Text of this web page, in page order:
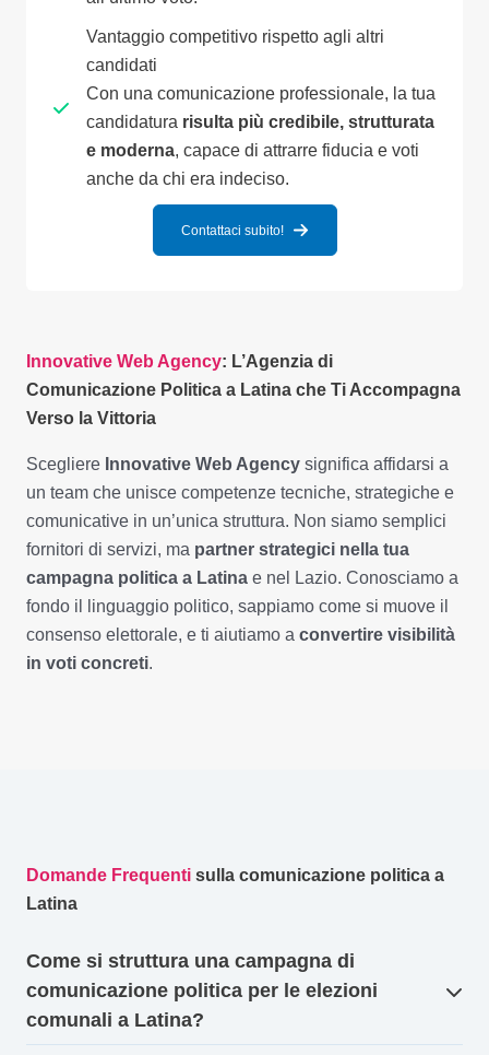
Vantaggio competitivo rispetto agli altri
candidati
Con una comunicazione professionale, la tua
candidatura risulta più credibile, strutturata
e moderna, capace di attrarre fiducia e voti
anche da chi era indeciso.
Contattaci subito!
Innovative Web Agency: L’Agenzia di
Comunicazione Politica a Latina che Ti Accompagna
Verso la Vittoria
Scegliere Innovative Web Agency significa affidarsi a
un team che unisce competenze tecniche, strategiche e
comunicative in un’unica struttura. Non siamo semplici
fornitori di servizi, ma partner strategici nella tua
campagna politica a Latina e nel Lazio. Conosciamo a
fondo il linguaggio politico, sappiamo come si muove il
consenso elettorale, e ti aiutiamo a convertire visibilità
in voti concreti.
Domande Frequenti sulla comunicazione politica a
Latina
Come si struttura una campagna di
comunicazione politica per le elezioni
comunali a Latina?